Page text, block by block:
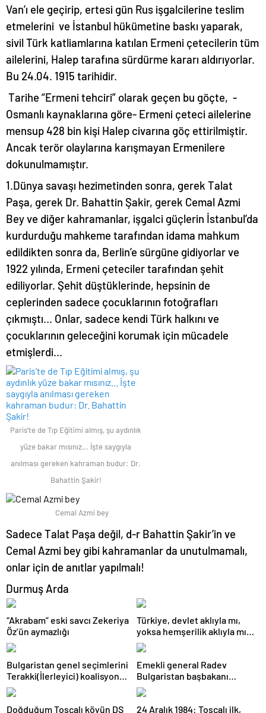
Van’ı ele geçirip, ertesi gün Rus işgalcilerine teslim
etmelerini ve İstanbul hükümetine baskı yaparak,
sivil Türk katliamlarına katılan Ermeni çetecilerin tüm
ailelerini, Halep tarafına sürdürme kararı aldırıyorlar.
Bu 24.04. 1915 tarihidir.
Tarihe “Ermeni tehciri” olarak geçen bu göçte, -
Osmanlı kaynaklarına göre- Ermeni çeteci ailelerine
mensup 428 bin kişi Halep civarına göç ettirilmiştir.
Ancak terör olaylarına karışmayan Ermenilere
dokunulmamıştır.
1.Dünya savaşı hezimetinden sonra, gerek Talat
Paşa, gerek Dr. Bahattin Şakir, gerek Cemal Azmi
Bey ve diğer kahramanlar, işgalci güçlerin İstanbul’da
kurdurduğu mahkeme tarafından idama mahkum
edildikten sonra da, Berlin’e sürgüne gidiyorlar ve
1922 yılında, Ermeni çeteciler tarafından şehit
ediliyorlar. Şehit düştüklerinde, hepsinin de
ceplerinden sadece çocuklarının fotoğrafları
çıkmıştı… Onlar, sadece kendi Türk halkını ve
çocuklarının geleceğini korumak için mücadele
etmişlerdi…
Paris’te de Tıp Eğitimi almış, şu aydınlık
yüze bakar mısınız… İşte saygıyla
anılması gereken kahraman budur: Dr.
Bahattin Şakir!
Cemal Azmi bey
Sadece Talat Paşa değil, d-r Bahattin Şakir’in ve
Cemal Azmi bey gibi kahramanlar da unutulmamalı,
onlar için de anıtlar yapılmalı!
Durmuş Arda
“Akrabam” eski savcı Zekeriya
Öz’ün aymazlığı
Türkiye, devlet aklıyla mı,
yoksa hemşerilik aklıyla mı
yönetiliyor?
Bulgaristan genel seçimlerini
Terakki(İlerleyici) koalisyonu
kazandı
Emekli general Radev
Bulgaristan başbakanı
olabilecek mi?
Doğduğum Tosçalı köyün DS
24 Aralık 1984: Tosçalı ilk,